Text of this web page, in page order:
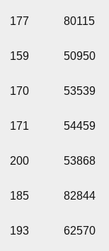
177 80115
159 50950
170 53539
171 54459
200 53868
185 82844
193 62570